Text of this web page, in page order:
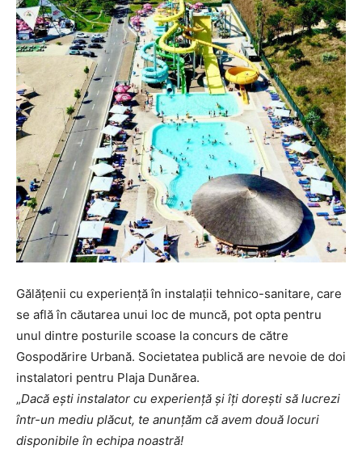
Gălățenii cu experiență în instalații tehnico-sanitare, care
se află în căutarea unui loc de muncă, pot opta pentru
unul dintre posturile scoase la concurs de către
Gospodărire Urbană. Societatea publică are nevoie de doi
instalatori pentru Plaja Dunărea.
„Dacă ești instalator cu experiență și îți dorești să lucrezi
într-un mediu plăcut, te anunțăm că avem două locuri
disponibile în echipa noastră!